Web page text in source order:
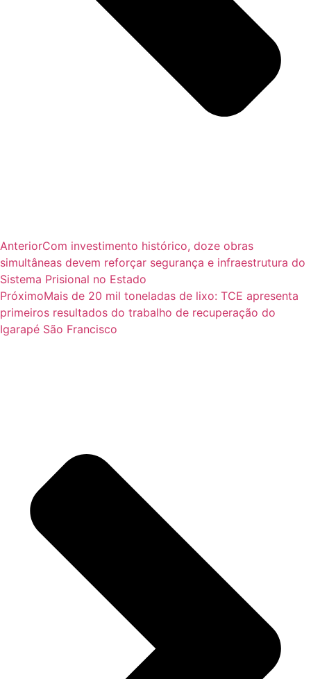
AnteriorCom investimento histórico, doze obras
simultâneas devem reforçar segurança e infraestrutura do
Sistema Prisional no Estado
PróximoMais de 20 mil toneladas de lixo: TCE apresenta
primeiros resultados do trabalho de recuperação do
Igarapé São Francisco